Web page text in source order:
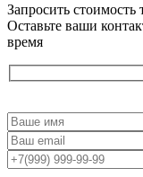
Запросить стоимость
Оставьте ваши
время